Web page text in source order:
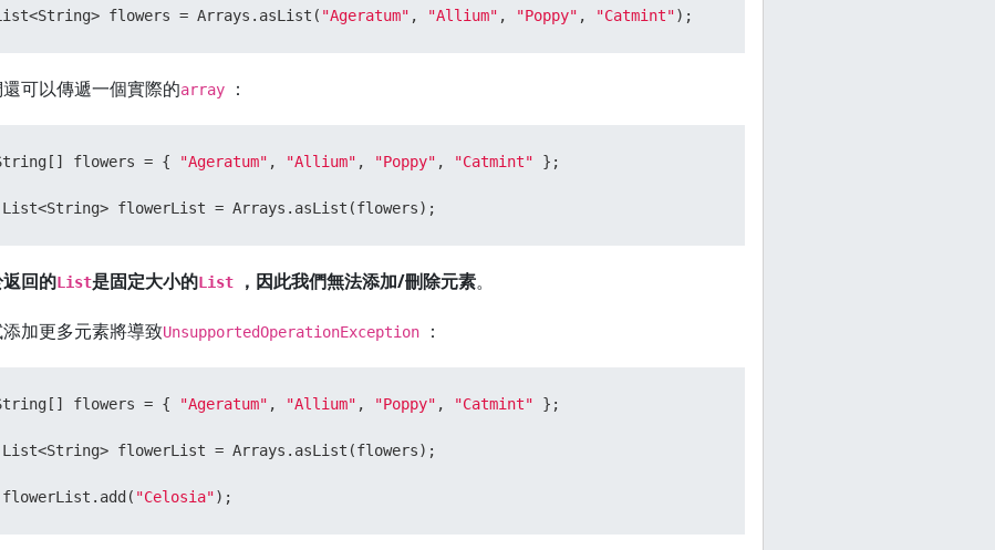
flowers = Arrays.asList( "Ageratum" , "Allium" , "Poppy" , "Catmint");
可以傳遞一個實際的array ：
flowers = { "Ageratum" , "Allium" , "Poppy" , "Catmint" };
List<String> flowerList = Arrays.asList(flowers);
回的List是固定大小的List ，因此我們無法添加/刪除元素。
加更多元素將導致UnsupportedOperationException ：
flowers = { "Ageratum" , "Allium" , "Poppy" , "Catmint" };
List<String> flowerList = Arrays.asList(flowers);
flowerList.add( "Celosia");